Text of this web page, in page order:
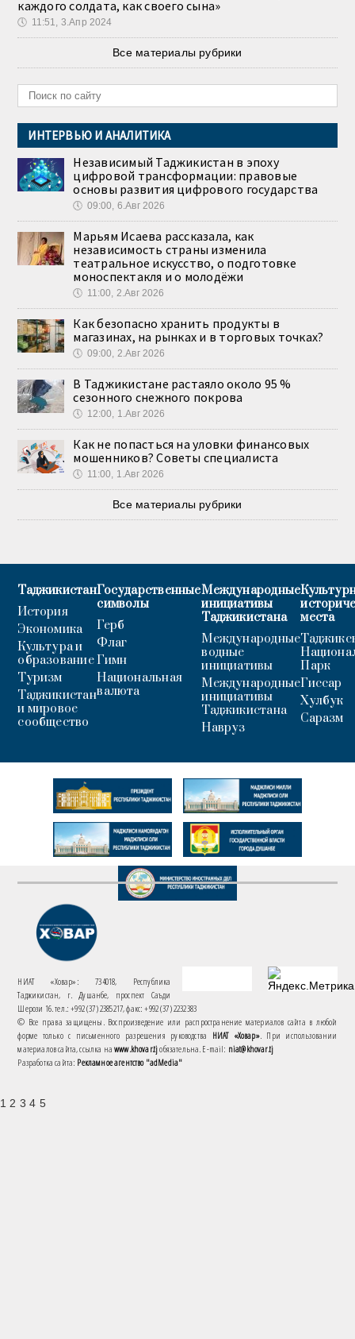
каждого солдата, как своего сына»
🕔 11:51, 3.Апр 2024
Все материалы рубрики
ИНТЕРВЬЮ И АНАЛИТИКА
Независимый Таджикистан в эпоху
цифровой трансформации: правовые
основы развития цифрового государства
🕔 09:00, 6.Авг 2026
Марьям Исаева рассказала, как
независимость страны изменила
театральное искусство, о подготовке
моноспектакля и о молодёжи
🕔 11:00, 2.Авг 2026
Как безопасно хранить продукты в
магазинах, на рынках и в торговых точках?
🕔 09:00, 2.Авг 2026
В Таджикистане растаяло около 95 %
сезонного снежного покрова
🕔 12:00, 1.Авг 2026
Как не попасться на уловки финансовых
мошенников? Советы специалиста
🕔 11:00, 1.Авг 2026
Все материалы рубрики
Таджикистан
История
Экономика
Культура и
образование
Туризм
Таджикистан
и мировое
сообщество
Государственные
символы
Герб
Флаг
Гимн
Национальная
валюта
Международные
инициативы
Таджикистана
Международные
водные
инициативы
Международные
инициативы
Таджикистана
Навруз
места
Парк
Гиссар
Хулбук
Саразм
НИАТ «Ховар»: 734018, Республика
Таджикистан, г. Душанбе, проспект Саъди
Шерози 16. тел.: +992 (37) 2385217, факс: +992 (37) 2232383
© Все права защищены. Воспроизведение или распространение материалов сайта в любой
форме только с письменного разрешения руководства НИАТ «Ховар». При использовании
материалов сайта, ссылка наwww.khovar.tjобязательна. E-mail: niat@khovar.tj
Разработка сайта: Рекламное агентство "adMedia"
1 2 3 4 5